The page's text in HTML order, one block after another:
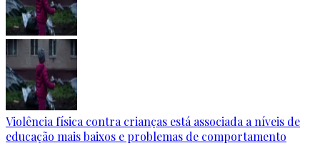
Violência física contra crianças está associada a níveis de
educação mais baixos e problemas de comportamento